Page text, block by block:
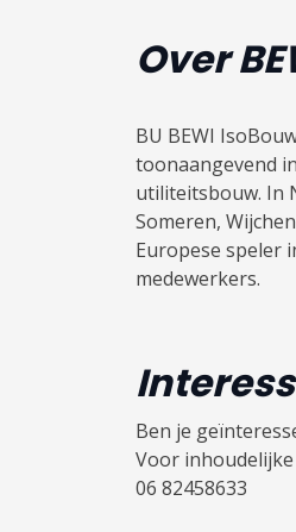
Over
BU BEWI
toonaangevend
utiliteitsbouw. In
Someren,
Europese speler
medewerkers.
Ben je
Voor
06 82458633